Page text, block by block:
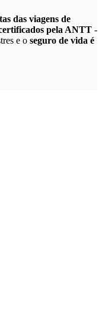
das viagens de
pela ANTT -
e o seguro de vida é